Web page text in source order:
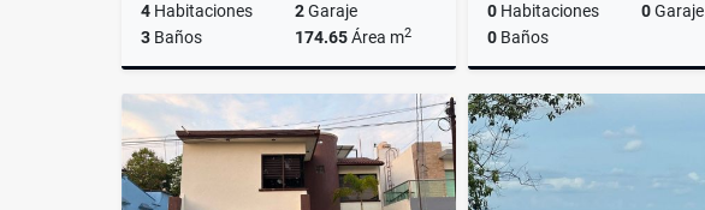
4 Habitaciones 2Garaje
3 Baños 174.65Área m2
Venta
$2,600,000
0 Habitaciones 0Garaje
0 Baños